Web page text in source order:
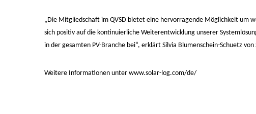
„Die Mitgliedschaft im QVSD bietet eine hervorragende Möglichkeit um
sich positiv auf die kontinuierliche Weiterentwicklung unserer
in der gesamten PV-Branche bei“, erklärt Silvia Blumenschein-Schuetz von
Weitere Informationen unter www.solar-log.com/de/